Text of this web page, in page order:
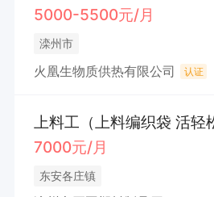
5000-5500元/月
滦州市
火凰生物质供热有限公司 认证
上料工（上料编织袋 活轻
7000元/月
东安各庄镇